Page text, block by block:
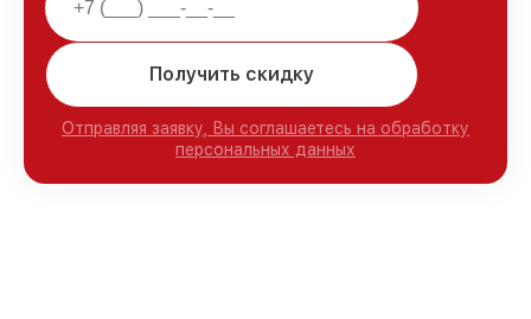
Получить скидку
Отправляя заявку, Вы соглашаетесь на обработку
персональных данных